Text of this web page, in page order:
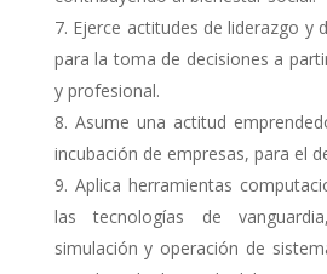
Ejerce actitudes de liderazgo y
para la toma de decisiones a
y profesional.
Asume una actitud
incubación de empresas, para el
Aplica herramientas
las tecnologías de
simulación y operación de